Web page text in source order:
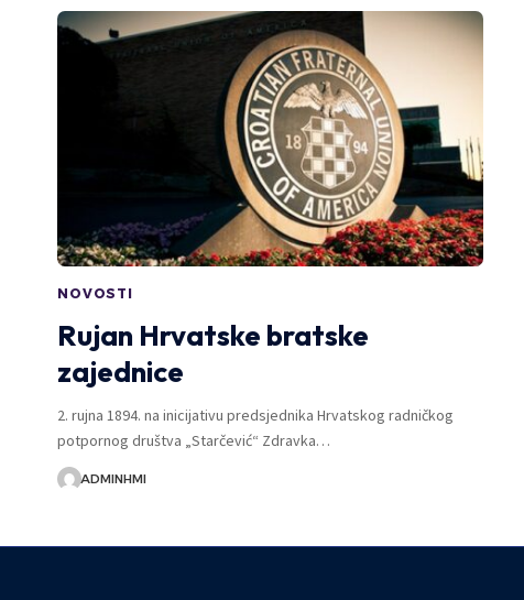
NOVOSTI
Rujan Hrvatske bratske
zajednice
2. rujna 1894. na inicijativu predsjednika Hrvatskog radničkog
potpornog društva „Starčević“ Zdravka…
ADMINHMI